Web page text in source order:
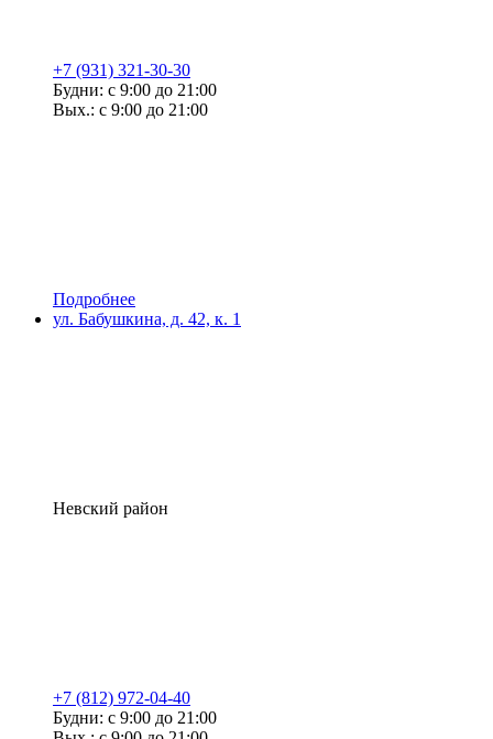
+7 (931) 321-30-30
Будни: с 9:00 до 21:00
Вых.: с 9:00 до 21:00
Подробнее
ул. Бабушкина, д. 42, к. 1
Невский район
+7 (812) 972-04-40
Будни: с 9:00 до 21:00